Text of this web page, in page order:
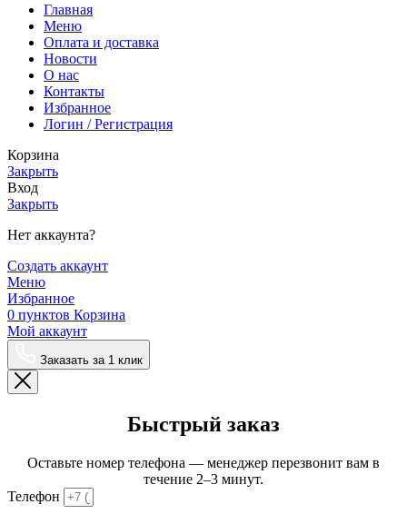
Главная
Меню
Оплата и доставка
Новости
О нас
Контакты
Избранное
Логин / Регистрация
Корзина
Закрыть
Вход
Закрыть
Нет аккаунта?
Создать аккаунт
Меню
Избранное
0 пунктов Корзина
Мой аккаунт
Заказать за 1 клик
Быстрый заказ
Оставьте номер телефона — менеджер перезвонит вам в
течение 2–3 минут.
Телефон